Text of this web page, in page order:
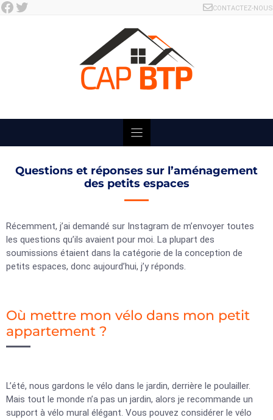
Skip
Facebook Twitter CONTACTEZ-NOUS
Questions et réponses sur l’aménagement
des petits espaces
Récemment, j’ai demandé sur Instagram de m’envoyer toutes
les questions qu’ils avaient pour moi. La plupart des
soumissions étaient dans la catégorie de la conception de
petits espaces, donc aujourd’hui, j’y réponds.
Où mettre mon vélo dans mon petit
appartement ?
L’été, nous gardons le vélo dans le jardin, derrière le poulailler.
Mais tout le monde n’a pas un jardin, alors je recommande un
support à vélo mural élégant. Vous pouvez considérer le vélo